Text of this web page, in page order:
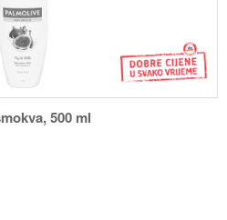
500 ml